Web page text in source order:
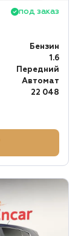
под заказ
Бензин
1.6
Передний
Автомат
22 048